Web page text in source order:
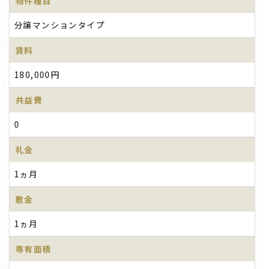
分譲マンションタイプ
賃料
180,000円
共益費
0
礼金
1ヵ月
敷金
1ヵ月
専有面積